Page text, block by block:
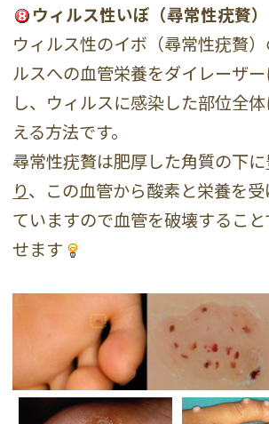
ウィルス性いぼ（尋常性疣贅）
ウィルス性のイボ（尋常性疣贅
ルスへの血管栄養をダイレーザ
し、ウィルスに感染した部位全
える方法です。
尋常性疣贅は肥厚した角質の下に
り、この血管から酸素と栄養を
ていますので血管を破壊するこ
せます